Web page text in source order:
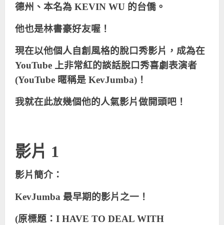
德州、本名為 KEVIN WU 的台僑。
他也是林書豪好友喔！
現在以他個人自創風格的脫口秀影片，成為在
YouTube 上非常紅的談話脫口秀喜劇表演者
(YouTube 暱稱是 KevJumba) ！
我就在此放幾個他的人氣影片做開頭吧！
影片 1
影片簡介：
KevJumba 最早期的影片之一！
(原標題：I HAVE TO DEAL WITH